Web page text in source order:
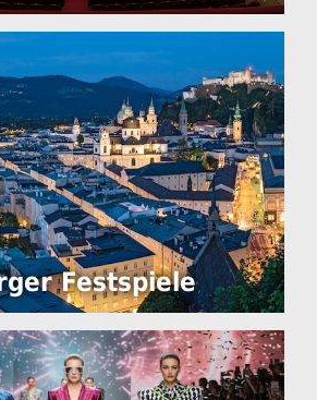
Festspiele